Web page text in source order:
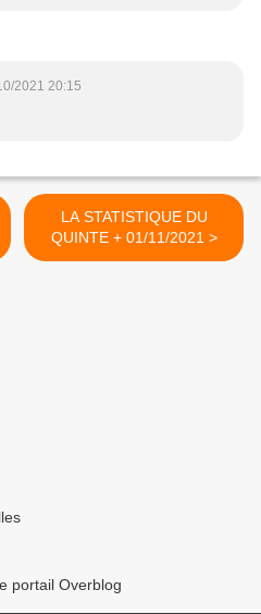
2021 20:15
LA STATISTIQUE DU
QUINTE + 01/11/2021 >
portail Overblog